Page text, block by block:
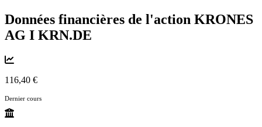
Données financières de l'action KRONES
AG I KRN.DE
116,40 €
Dernier cours